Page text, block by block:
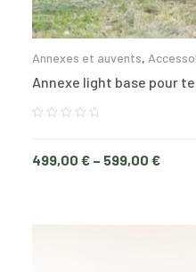
Annexes et auvents,
Annexe light base pour
499,00 € – 599,00 €